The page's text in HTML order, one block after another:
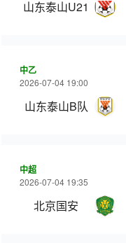
山东泰山U21
中乙
2026-07-04 19:00
山东泰山B队
中超
2026-07-04 19:35
北京国安